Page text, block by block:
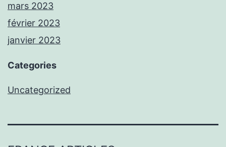
mars 2023
février 2023
janvier 2023
Categories
Uncategorized